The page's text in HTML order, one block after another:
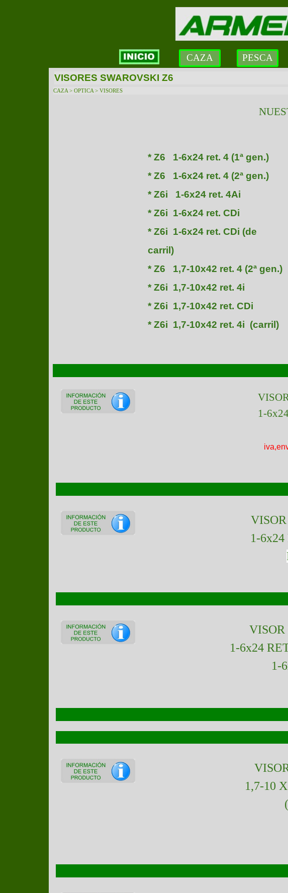
CAZA
PESCA
VISORES SWAROVSKI Z6
CAZA > OPTICA > VISORES
* Z6 1-6x24 ret. 4 (1ª gen.)
* Z6 1-6x24 ret. 4 (2ª gen.)
* Z6i 1-6x24 ret. 4Ai
* Z6i 1-6x24 ret. CDi
* Z6i 1-6x24 ret. CDi (de
carril)
* Z6 1,7-10x42 ret. 4 (2ª gen.)
* Z6i 1,7-10x42 ret. 4i
* Z6i 1,7-10x42 ret. CDi
* Z6i 1,7-10x42 ret. 4i (carril)
1-
1-
VISOR
1-6x24
1-
1,7-10